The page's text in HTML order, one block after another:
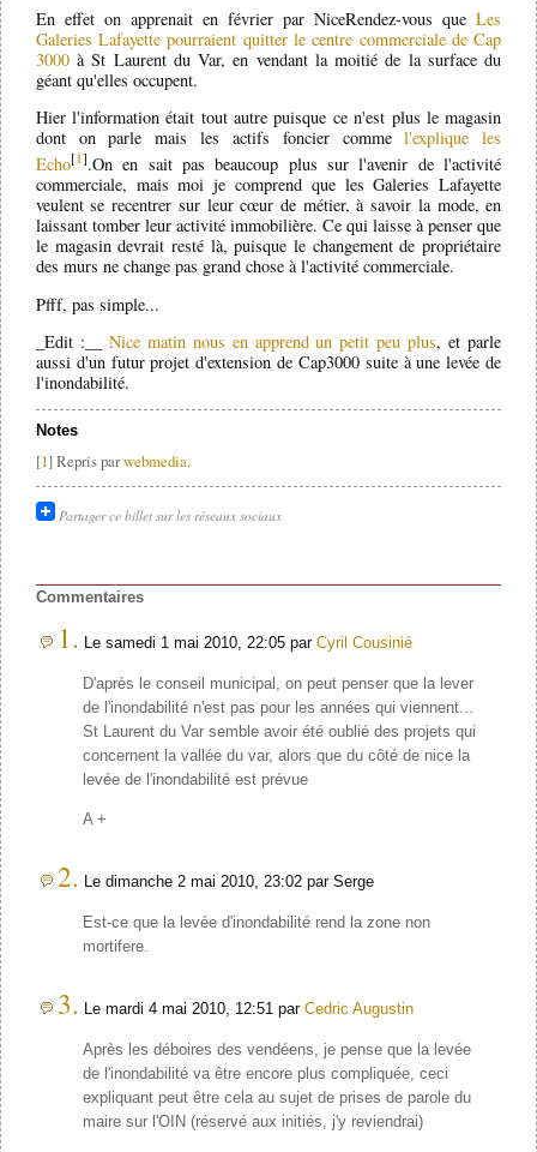
En effet on apprenait en février par NiceRendez-vous queLes
Galeries Lafayette pourraient quitter le centre commerciale de Cap
3000à St Laurent du Var, en vendant la moitié de la surface du
géant qu'elles occupent.
Hier l'information était tout autre puisque ce n'est plus le magasin
dont on parle mais les actifs foncier commel'explique les
Echo[1].On en sait pas beaucoup plus sur l'avenir de l'activité
commerciale, mais moi je comprend que les Galeries Lafayette
veulent se recentrer sur leur cœur de métier, à savoir la mode, en
laissant tomber leur activité immobilière. Ce qui laisse à penser que
le magasin devrait resté là, puisque le changement de propriétaire
des murs ne change pas grand chose à l'activité commerciale.
Pfff, pas simple...
_Edit :__ Nice matin nous en apprend un petit peu plus, et parle
aussi d'un futur projet d'extension de Cap3000 suite à une levée de
l'inondabilité.
Notes
[1] Repris parwebmedia.
Partager ce billet sur les réseaux sociaux
Commentaires
1. Le samedi 1 mai 2010, 22:05 par Cyril Cousinié
D'après le conseil municipal, on peut penser que la lever
de l'inondabilité n'est pas pour les années qui viennent...
St Laurent du Var semble avoir été oublié des projets qui
concernent la vallée du var, alors que du côté de nice la
levée de l'inondabilité est prévue
A +
2. Le dimanche 2 mai 2010, 23:02 par Serge
Est-ce que la levée d'inondabilité rend la zone non
mortifere.
3. Le mardi 4 mai 2010, 12:51 par Cedric Augustin
Après les déboires des vendéens, je pense que la levée
de l'inondabilité va être encore plus compliquée, ceci
expliquant peut être cela au sujet de prises de parole du
maire sur l'OIN (réservé aux initiés, j'y reviendrai)